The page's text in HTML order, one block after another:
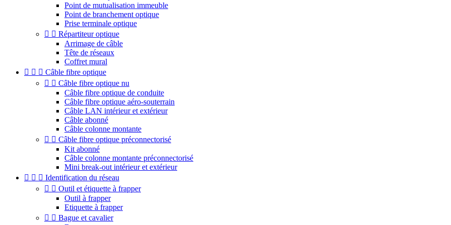
Point de mutualisation immeuble
Point de branchement optique
Prise terminale optique
  Répartiteur optique
Arrimage de câble
Tête de réseaux
Coffret mural
   Câble fibre optique
  Câble fibre optique nu
Câble fibre optique de conduite
Câble fibre optique aéro-souterrain
Câble LAN intérieur et extérieur
Câble abonné
Câble colonne montante
  Câble fibre optique préconnectorisé
Kit abonné
Câble colonne montante préconnectorisé
Mini break-out intérieur et extérieur
   Identification du réseau
  Outil et étiquette à frapper
Outil à frapper
Etiquette à frapper
  Bague et cavalier